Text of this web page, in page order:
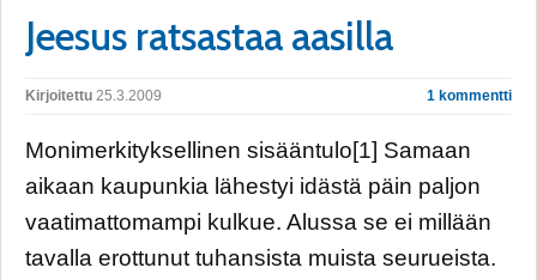
Jeesus ratsastaa aasilla
Kirjoitettu 25.3.2009 1 kommentti
Monimerkityksellinen sisääntulo[1] Samaan
aikaan kaupunkia lähestyi idästä päin paljon
vaatimattomampi kulkue. Alussa se ei millään
tavalla erottunut tuhansista muista seurueista.